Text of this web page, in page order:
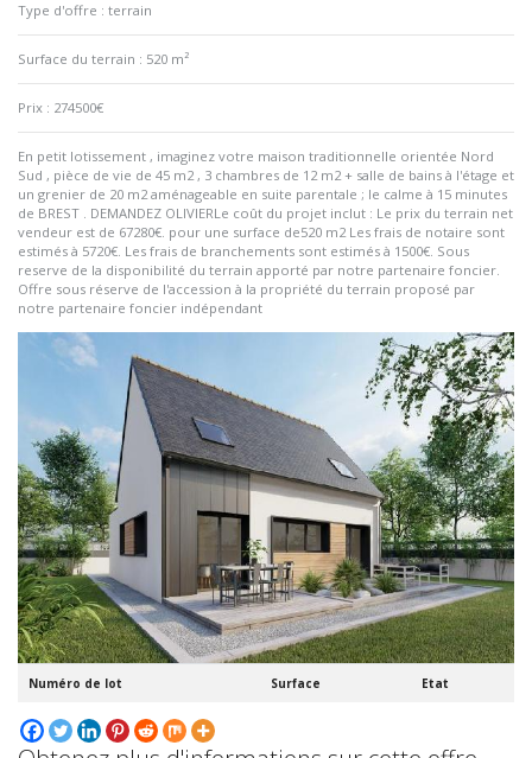
Type d'offre : terrain
Surface du terrain : 520 m²
Prix : 274500€
En petit lotissement , imaginez votre maison traditionnelle orientée Nord
Sud , pièce de vie de 45 m2 , 3 chambres de 12 m2 + salle de bains à l'étage et
un grenier de 20 m2 aménageable en suite parentale ; le calme à 15 minutes
de BREST . DEMANDEZ OLIVIERLe coût du projet inclut : Le prix du terrain net
vendeur est de 67280€. pour une surface de520 m2 Les frais de notaire sont
estimés à 5720€. Les frais de branchements sont estimés à 1500€. Sous
reserve de la disponibilité du terrain apporté par notre partenaire foncier.
Offre sous réserve de l'accession à la propriété du terrain proposé par
notre partenaire foncier indépendant
Numéro de lot Surface Etat